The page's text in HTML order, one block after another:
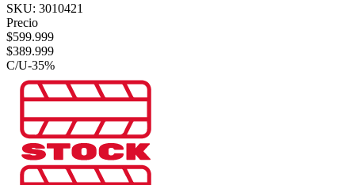
SKU: 3010421
Precio
$599.999
$389.999
C/U-35%